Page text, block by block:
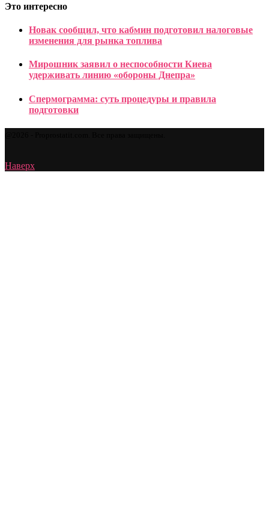
Это интересно
Новак сообщил, что кабмин подготовил налоговые
изменения для рынка топлива
Мирошник заявил о неспособности Киева
удерживать линию «обороны Днепра»
Спермограмма: суть процедуры и правила
подготовки
Наверх